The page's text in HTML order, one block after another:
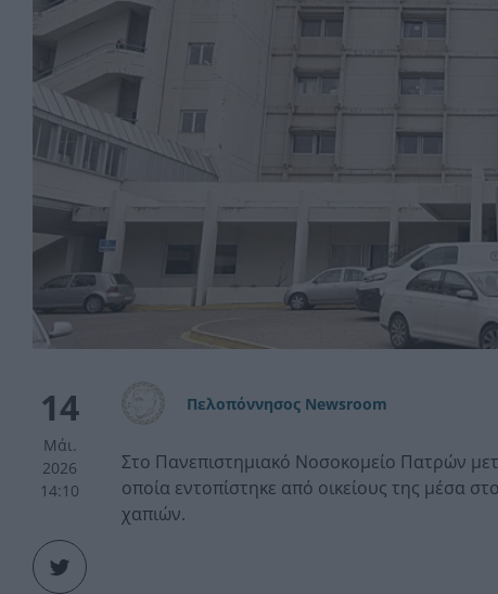
14
Μάι.
2026
14:10
Πελοπόννησος Newsroom
Στο Πανεπιστημιακό Νοσοκομείο Πατρών
οποία εντοπίστηκε από οικείους της μέσα
χαπιών.